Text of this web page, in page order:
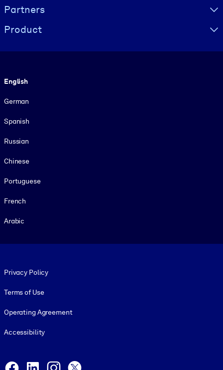
Partners
Product
English
German
Spanish
Russian
Chinese
Portuguese
French
Arabic
Privacy Policy
Terms of Use
Operating Agreement
Accessibility